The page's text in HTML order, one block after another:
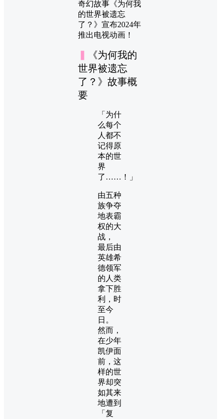
《为何我的
世界被遗忘
了？》故事概
要
「为什
么每个
人都不
记得原
本的世
界
了……！」
由五种
族争夺
地表霸
权的大
战，
最后由
英雄希
德领军
的人类
拿下胜
利，时
至今
日。
然而，
在少年
凯伊面
前，这
样的世
界却突
如其来
地遭到
「复